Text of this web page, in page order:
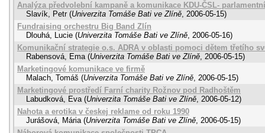
Analýza předvolební kampaně a komunikace KDU-ČSL-
Slavík, Petr (Univerzita Tomáše Bati ve Zlíně, 2006-05-15)
Fundraising orchestru Big Band Zlín
Dlouhá, Lucie (Univerzita Tomáše Bati ve Zlíně, 2006-05-16)
Komunikační strategie o.s. ADRA v oblasti pomoci dětem třetího
Rabensová, Ema (Univerzita Tomáše Bati ve Zlíně, 2006-05-15)
Marketingové komunikace ve firmě
Malach, Tomáš (Univerzita Tomáše Bati ve Zlíně, 2006-05-15)
Marketingové prostředí Farní charity Rožnov pod Radhoštěm
Labudková, Eva (Univerzita Tomáše Bati ve Zlíně, 2006-05-12)
Nahota a erotika v českej reklame od roku 1990
Jurášová, Mária (Univerzita Tomáše Bati ve Zlíně, 2006-05-15)